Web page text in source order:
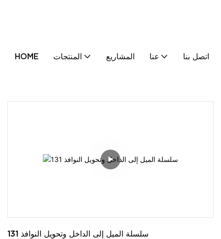
HOME المنتجات المشاريع عنا اتصل بنا
131 سلسلة الميل إلى الداخل وتحويل النوافذ